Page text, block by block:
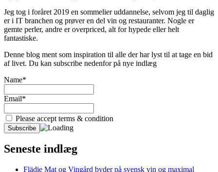
Jeg tog i foråret 2019 en sommelier uddannelse, selvom jeg til daglig
er i IT branchen og prøver en del vin og restauranter. Nogle er
gemte perler, andre er overpriced, alt for hypede eller helt
fantastiske.
Denne blog ment som inspiration til alle der har lyst til at tage en bid
af livet. Du kan subscribe nedenfor på nye indlæg
Name*
Email*
Please accept terms & condition
Seneste indlæg
Flädie Mat og Vingård byder på svensk vin og maximal